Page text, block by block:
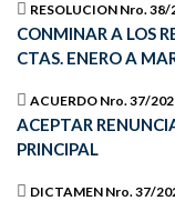
RESOLUCION Nro. 38/
CONMINAR A LOS
CTAS. ENERO A
ACUERDO Nro. 37/
ACEPTAR
PRINCIPAL
DICTAMEN Nro. 37/